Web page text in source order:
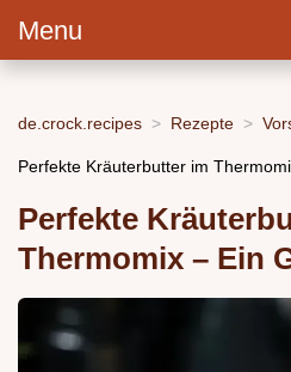
Menu
de.crock.recipes Rezepte
Perfekte Kräuterbutter im
Perfekte
Thermomix – Ein